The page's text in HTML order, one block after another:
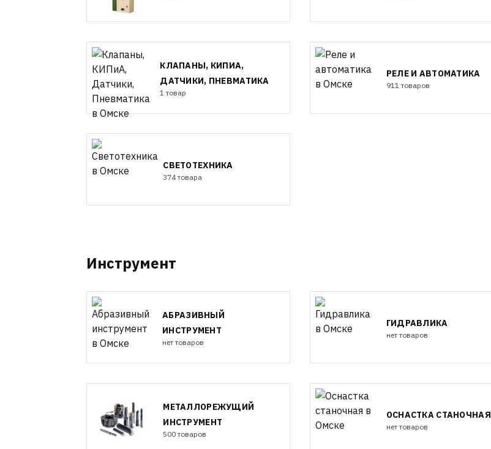
КЛАПАНЫ, КИПИА,
ДАТЧИКИ, ПНЕВМАТИКА
1 товар
РЕЛЕ И АВТОМАТИКА
911 товаров
СВЕТОТЕХНИКА
374 товара
Инструмент
АБРАЗИВНЫЙ
ИНСТРУМЕНТ
нет товаров
ГИДРАВЛИКА
нет товаров
МЕТАЛЛОРЕЖУЩИЙ
ИНСТРУМЕНТ
500 товаров
ОСНАСТКА СТАНОЧНАЯ
нет товаров